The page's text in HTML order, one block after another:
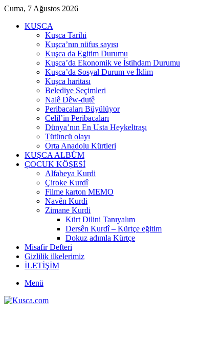
Cuma, 7 Ağustos 2026
KUŞCA
Kuşca Tarihi
Kuşca’nın nüfus sayısı
Kuşca da Egitim Durumu
Kuşca’da Ekonomik ve İstihdam Durumu
Kuşca’da Sosyal Durum ve İklim
Kuşca haritası
Belediye Seçimleri
Nalê Dêw-dutê
Peribacaları Büyülüyor
Celil’in Peribacaları
Dünya’nın En Usta Heykeltraşı
Tütüncü olayı
Orta Anadolu Kürtleri
KUŞCA ALBÜM
ÇOCUK KÖŞESİ
Alfabeya Kurdi
Çiroke Kurdî
Filme karton MEMO
Navên Kurdi
Zimane Kurdi
Kürt Dilini Tanıyalım
Dersên Kurdî – Kürtçe eğitim
Dokuz adımla Kürtçe
Misafir Defteri
Gizlilik ilkelerimiz
İLETİŞİM
Menü